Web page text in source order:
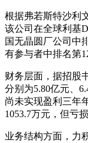
根据弗若斯特沙利
该公司在全球利基
国无晶圆厂公司中
有参与者中排名第
财务层面，据招股
分别为5.80亿元、
尚未实现盈利三年
1053.7万元，但亏
业务结构方面，力